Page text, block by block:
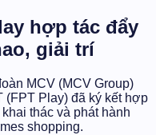
hợp tác đẩy
giải trí
MCV (MCV Group)
(FPT Play) đã ký kết hợp
thác và phát hành
shopping.